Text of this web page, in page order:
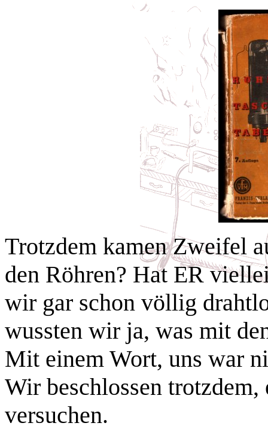
Trotzdem kamen Zweifel
den Röhren? Hat ER
wir gar schon völlig
wussten wir ja, was mit
Mit einem Wort, uns war
Wir beschlossen
versuchen.